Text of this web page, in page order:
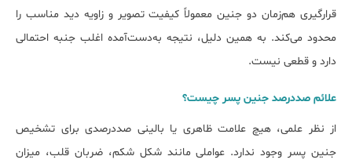
قرارگیری هم‌زمان دو جنین معمولاً کیفیت تصویر و زاویه دید مناسب را
محدود می‌کند. به همین دلیل، نتیجه به‌دست‌آمده اغلب جنبه احتمالی
دارد و قطعی نیست.
علائم صددرصد جنین پسر چیست؟
از نظر علمی، هیچ علامت ظاهری یا بالینی صددرصدی برای تشخیص
جنین پسر وجود ندارد. عواملی مانند شکل شکم، ضربان قلب، میزان